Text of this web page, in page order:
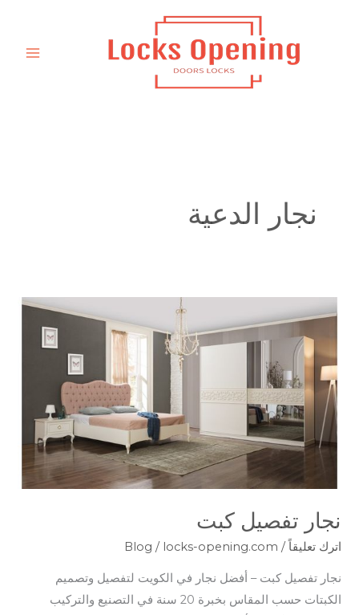
نجار الدعية
نجار تفصيل كبت
اترك تعليقاً /
Blog / locks-opening.com
نجار تفصيل كبت – أفضل نجار في الكويت لتفصيل وتصميم
الكبتات حسب المقاس بخبرة 20 سنة في التصنيع والتركيب
نجار